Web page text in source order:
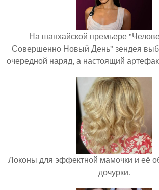
На шанхайской премьере
Совершенно Новый День" зендея
очередной наряд, а настоящий
Локоны для эффектной мамочки и её
дочурки.